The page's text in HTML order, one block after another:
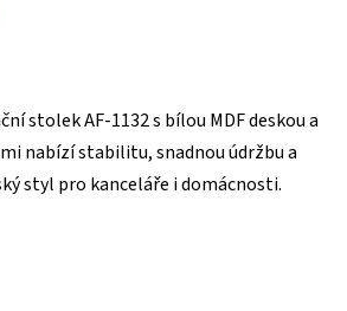
stolek AF-1132 s bílou MDF deskou a
nabízí stabilitu, snadnou údržbu a
styl pro kanceláře i domácnosti.